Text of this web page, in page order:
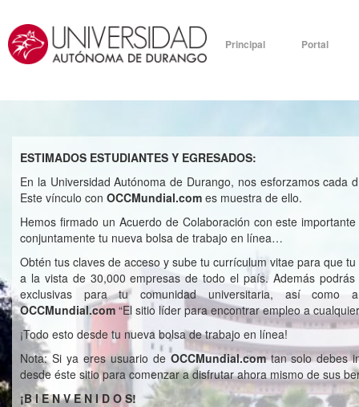
Principal Portal
ESTIMADOS ESTUDIANTES Y EGRESADOS:
En la Universidad Autónoma de Durango, nos esforzamos cada
Este vínculo con OCCMundial.com es muestra de ello.
Hemos firmado un Acuerdo de Colaboración con este
conjuntamente tu nueva bolsa de trabajo en línea…
Obtén tus claves de acceso y sube tu currículum vitae para que
a la vista de 30,000 empresas de todo el país. Además
exclusivas para tu comunidad universitaria, así como
OCCMundial.com “El sitio líder para encontrar empleo a
¡Todo esto desde tu nueva bolsa de trabajo en línea!
Nota: Si ya eres usuario deOCCMundial.comtan solo debes
desde éste sitio para comenzar a disfrutar ahora mismo de sus
¡B I E N V E N I D O S!